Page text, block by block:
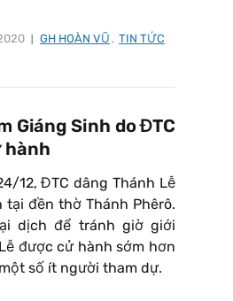
GH HOÀN VŨ , TIN TỨC
Giáng Sinh do ĐTC
hành
12, ĐTC dâng Thánh Lễ
tại đền thờ Thánh Phêrô.
dịch để tránh giờ giới
được cử hành sớm hơn
số ít người tham dự.